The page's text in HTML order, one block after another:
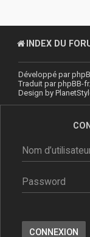
INDEX DU
Développé par
Traduit parphpBB-
Design by